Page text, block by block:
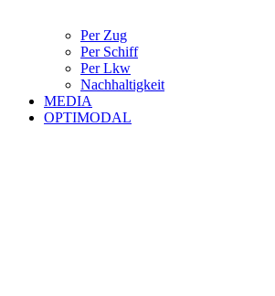
Per Zug
Per Schiff
Per Lkw
Nachhaltigkeit
MEDIA
OPTIMODAL